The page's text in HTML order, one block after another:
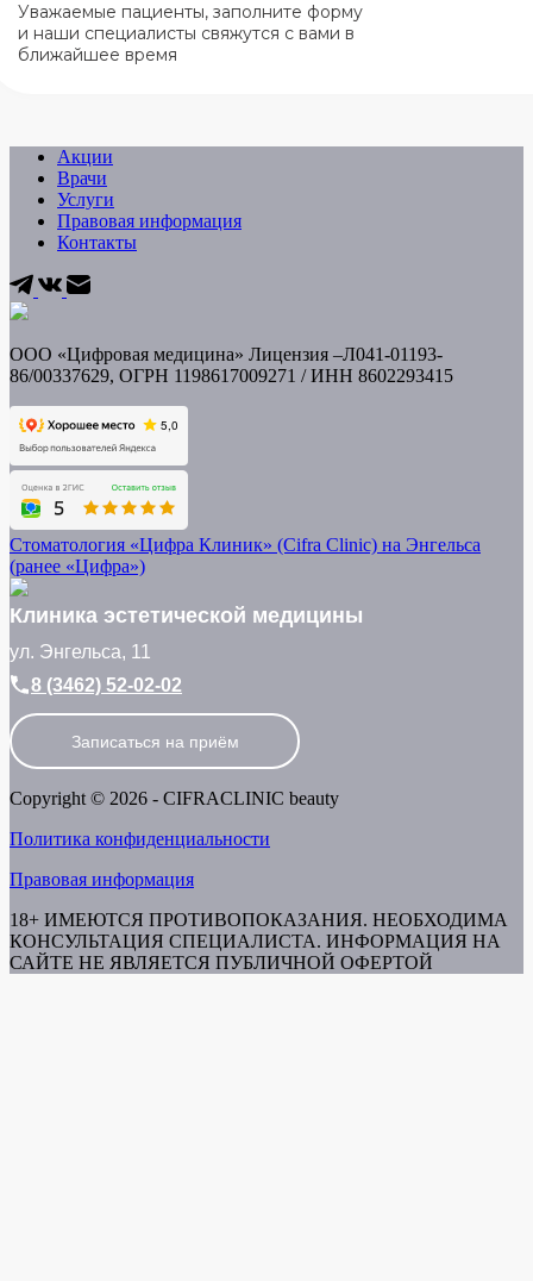
Уважаемые пациенты, заполните форму
и наши специалисты свяжутся с вами в
ближайшее время
Акции
Врачи
Услуги
Правовая информация
Контакты
ООО «Цифровая медицина» Лицензия –Л041-01193-
86/00337629, ОГРН 1198617009271 / ИНН 8602293415
Стоматология «Цифра Клиник» (Cifra Clinic) на Энгельса
(ранее «Цифра»)
Клиника эстетической медицины
ул. Энгельса, 11
8 (3462) 52-02-02
Записаться на приём
Copyright © 2026 - CIFRACLINIC beauty
Политика конфиденциальности
Правовая информация
18+ ИМЕЮТСЯ ПРОТИВОПОКАЗАНИЯ. НЕОБХОДИМА
КОНСУЛЬТАЦИЯ СПЕЦИАЛИСТА. ИНФОРМАЦИЯ НА
САЙТЕ НЕ ЯВЛЯЕТСЯ ПУБЛИЧНОЙ ОФЕРТОЙ